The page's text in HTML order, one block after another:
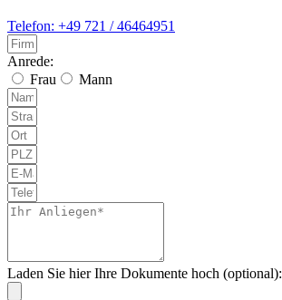
Telefon: +49 721 / 46464951
Anrede:
Frau
Mann
Laden Sie hier Ihre Dokumente hoch (optional):